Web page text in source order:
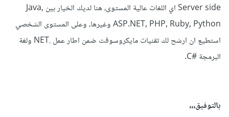
Server side اي اللغات عالية المستوى، هنا لديك الخيار بين Java,
ASP.NET, PHP, Ruby, Python وغيرها، وعلى المستوى الشخصي
استطيع ان ارشح لك تقنيات مايكروسوفت ضمن اطار عمل .NET ولغة
البرمجة #C.
بالتوفيق،،،